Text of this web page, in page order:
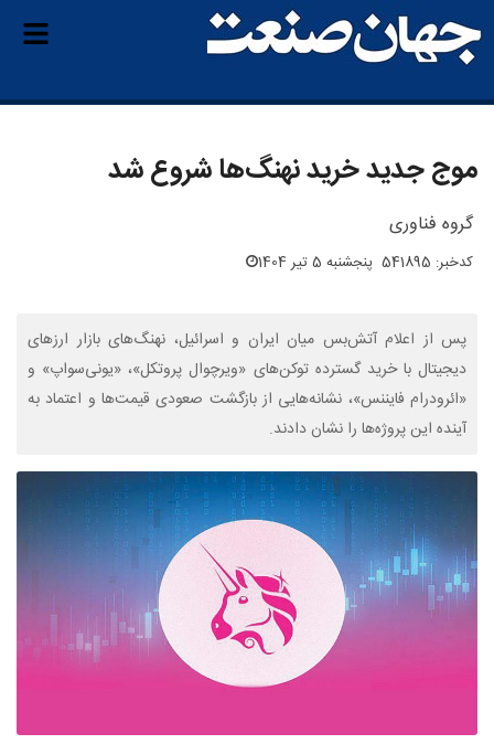
موج جدید خرید نهنگ‌ها شروع شد
گروه فناوری
کدخبر: 541895 پنجشنبه 5 تیر 1404
پس از اعلام آتش‌بس میان ایران و اسرائیل، نهنگ‌های بازار ارزهای
دیجیتال با خرید گسترده توکن‌های «ویرچوال پروتکل»، «یونی‌سواپ» و
«ائرودرام فایننس»، نشانه‌هایی از بازگشت صعودی قیمت‌ها و اعتماد به
آینده این پروژه‌ها را نشان دادند.